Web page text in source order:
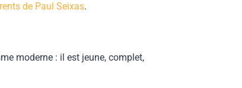
de Paul Seixas.
moderne : il est jeune, complet,